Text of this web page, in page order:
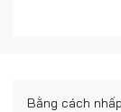
Bằng cách